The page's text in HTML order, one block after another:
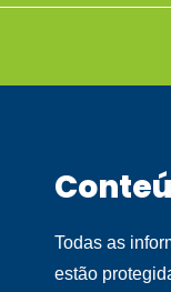
Todas as
estão